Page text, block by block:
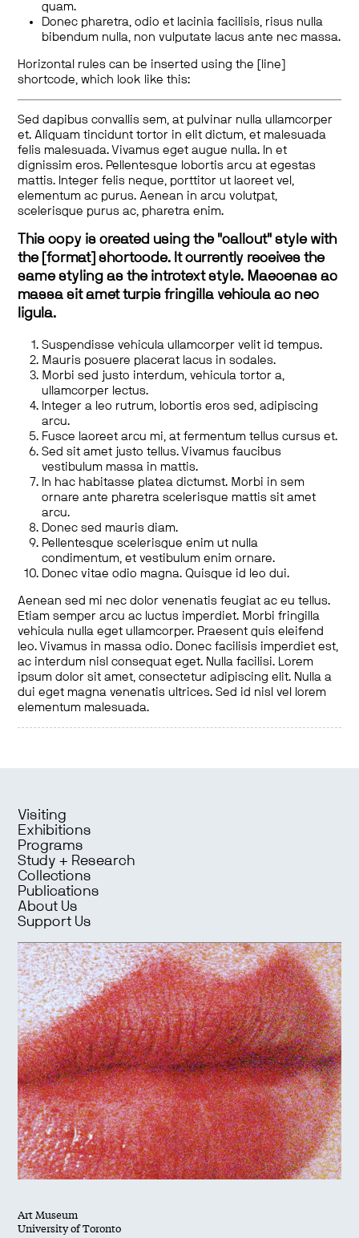
quam.
Donec pharetra, odio et lacinia facilisis, risus nulla
bibendum nulla, non vulputate lacus ante nec massa.
Horizontal rules can be inserted using the [line]
shortcode, which look like this:
Sed dapibus convallis sem, at pulvinar nulla ullamcorper
et. Aliquam tincidunt tortor in elit dictum, et malesuada
felis malesuada. Vivamus eget augue nulla. In et
dignissim eros. Pellentesque lobortis arcu at egestas
mattis. Integer felis neque, porttitor ut laoreet vel,
elementum ac purus. Aenean in arcu volutpat,
scelerisque purus ac, pharetra enim.
This copy is created using the "callout" style with
the [format] shortcode. It currently receives the
same styling as the introtext style. Maecenas ac
massa sit amet turpis fringilla vehicula ac nec
ligula.
Suspendisse vehicula ullamcorper velit id tempus.
Mauris posuere placerat lacus in sodales.
Morbi sed justo interdum, vehicula tortor a,
ullamcorper lectus.
Integer a leo rutrum, lobortis eros sed, adipiscing
arcu.
Fusce laoreet arcu mi, at fermentum tellus cursus et.
Sed sit amet justo tellus. Vivamus faucibus
vestibulum massa in mattis.
In hac habitasse platea dictumst. Morbi in sem
ornare ante pharetra scelerisque mattis sit amet
arcu.
Donec sed mauris diam.
Pellentesque scelerisque enim ut nulla
condimentum, et vestibulum enim ornare.
Donec vitae odio magna. Quisque id leo dui.
Aenean sed mi nec dolor venenatis feugiat ac eu tellus.
Etiam semper arcu ac luctus imperdiet. Morbi fringilla
vehicula nulla eget ullamcorper. Praesent quis eleifend
leo. Vivamus in massa odio. Donec facilisis imperdiet est,
ac interdum nisl consequat eget. Nulla facilisi. Lorem
ipsum dolor sit amet, consectetur adipiscing elit. Nulla a
dui eget magna venenatis ultrices. Sed id nisl vel lorem
elementum malesuada.
Visiting
Exhibitions
Programs
Study + Research
Collections
Publications
About Us
Support Us
Art Museum
University of Toronto